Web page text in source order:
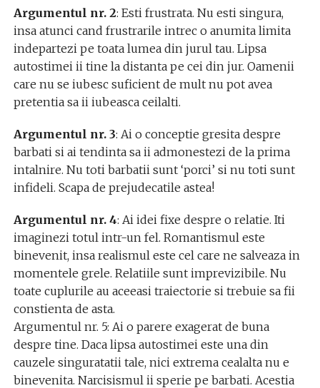
Argumentul nr. 2: Esti frustrata. Nu esti singura,
insa atunci cand frustrarile intrec o anumita limita
indepartezi pe toata lumea din jurul tau. Lipsa
autostimei ii tine la distanta pe cei din jur. Oamenii
care nu se iubesc suficient de mult nu pot avea
pretentia sa ii iubeasca ceilalti.
Argumentul nr. 3: Ai o conceptie gresita despre
barbati si ai tendinta sa ii admonestezi de la prima
intalnire. Nu toti barbatii sunt ‘porci’ si nu toti sunt
infideli. Scapa de prejudecatile astea!
Argumentul nr. 4: Ai idei fixe despre o relatie. Iti
imaginezi totul intr-un fel. Romantismul este
binevenit, insa realismul este cel care ne salveaza in
momentele grele. Relatiile sunt imprevizibile. Nu
toate cuplurile au aceeasi traiectorie si trebuie sa fii
constienta de asta.
Argumentul nr. 5: Ai o parere exagerat de buna
despre tine. Daca lipsa autostimei este una din
cauzele singuratatii tale, nici extrema cealalta nu e
binevenita. Narcisismul ii sperie pe barbati. Acestia